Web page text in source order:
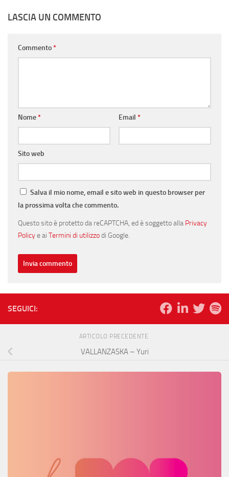
LASCIA UN COMMENTO
Commento*
Nome* Email *
Sito web
Salva il mio nome, email e sito web in questo browser per
la prossima volta che commento.
Questo sito è protetto da reCAPTCHA, ed è soggetto alla Privacy
Policye ai Termini di utilizzodi Google.
SEGUICI:
ARTICOLO PRECEDENTE
VALLANZASKA – Yuri